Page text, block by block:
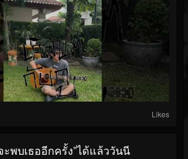
Likes
ะพบเธออีกครั้ง”ได้แล้ววันนี